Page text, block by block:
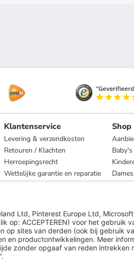
Klantenservice
Levering & verzendkosten
Retouren / Klachten
Herroepingsrecht
Wettelijke garantie en reparatie
Shop
Baby's
Dames
Heren